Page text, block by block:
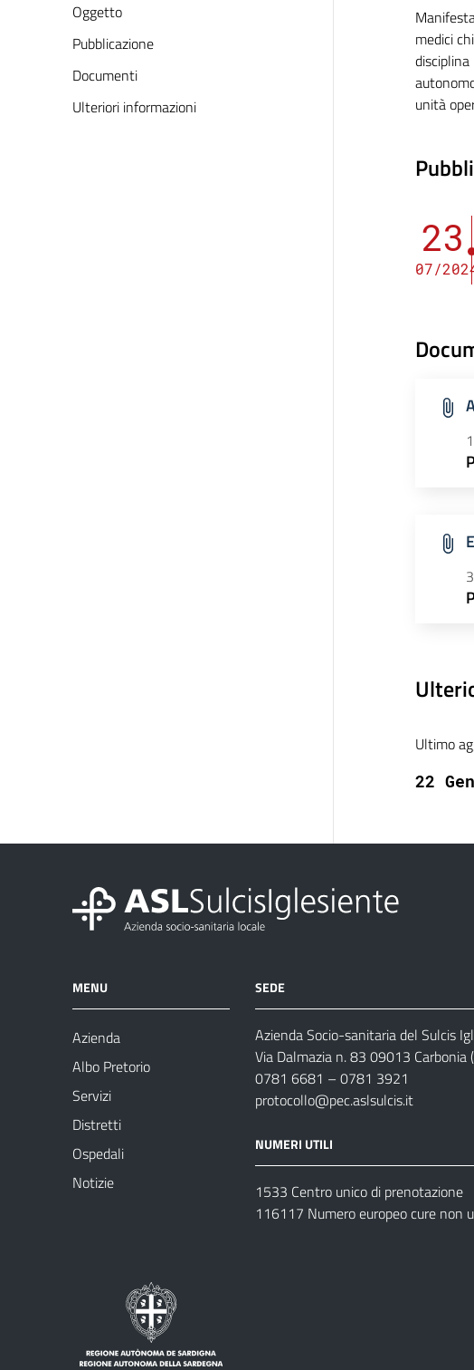
Oggetto
Pubblicazione
Documenti
Ulteriori informazioni
medici
unità
23
07/
Ultimo
22
MENU
Azienda
Albo Pretorio
Servizi
Distretti
Ospedali
Notizie
SEDE
Azienda Socio-sanitaria del Sulcis
Via Dalmazia n. 83 09013 Carbonia
0781 6681 – 0781 3921
protocollo@pec.aslsulcis.it
NUMERI UTILI
1533 Centro unico di prenotazione
116117 Numero europeo cure non